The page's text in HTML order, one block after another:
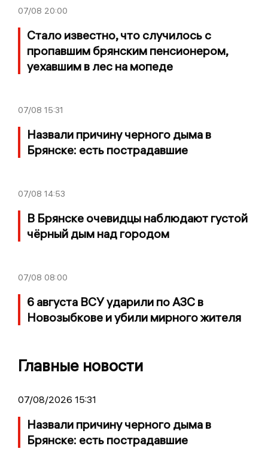
07/08 20:00
Стало известно, что случилось с
пропавшим брянским пенсионером,
уехавшим в лес на мопеде
07/08 15:31
Назвали причину черного дыма в
Брянске: есть пострадавшие
07/08 14:53
В Брянске очевидцы наблюдают густой
чёрный дым над городом
07/08 08:00
6 августа ВСУ ударили по АЗС в
Новозыбкове и убили мирного жителя
Главные новости
07/08/2026 15:31
Назвали причину черного дыма в
Брянске: есть пострадавшие